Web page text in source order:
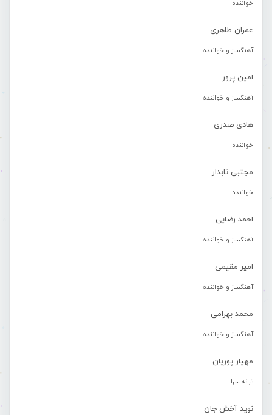
خواننده
عمران طاهری
آهنگساز و خواننده
امین پرور
آهنگساز و خواننده
هادی صدری
خواننده
مجتبی تابدار
خواننده
احمد رضایی
آهنگساز و خواننده
امیر مقیمی
آهنگساز و خواننده
محمد بهرامی
آهنگساز و خواننده
مهیار پوریان
ترانه سرا
نوید آخش جان